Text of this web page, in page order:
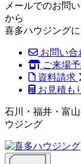
メールでのお問
から
喜多ハウジング
お問い合
ご来場
資料請求
お見積も
石川・福井・富
ウジング